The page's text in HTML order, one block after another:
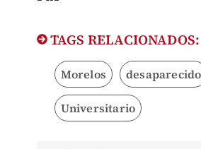
TAGS RELACIONADOS:
Morelos desaparecido
Universitario